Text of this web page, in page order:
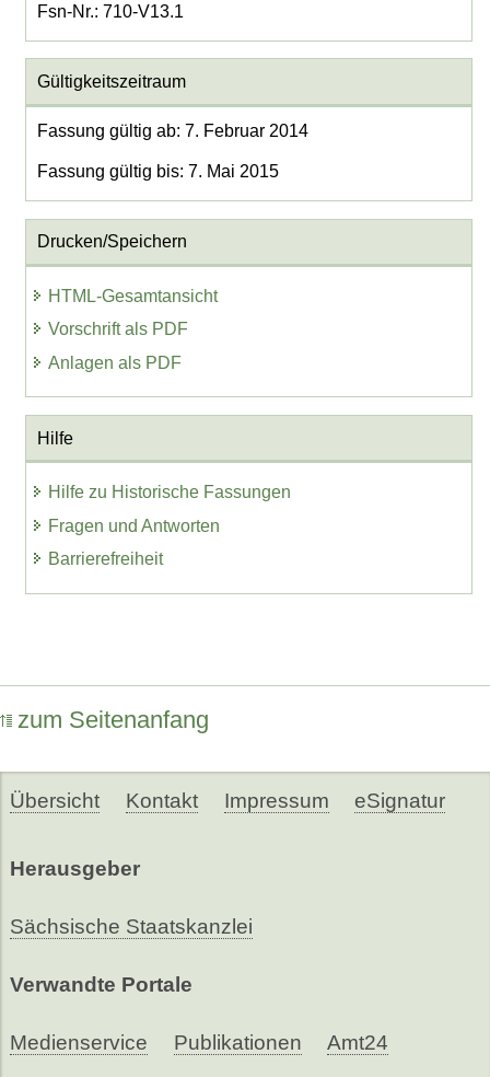
Fsn-Nr.: 710-V13.1
Gültigkeitszeitraum
Fassung gültig ab: 7. Februar 2014
Fassung gültig bis: 7. Mai 2015
Drucken/Speichern
HTML-Gesamtansicht
Vorschrift als PDF
Anlagen als PDF
Hilfe
Hilfe zu Historische Fassungen
Fragen und Antworten
Barrierefreiheit
zum Seitenanfang
Übersicht Kontakt Impressum eSignatur
Herausgeber
Sächsische Staatskanzlei
Verwandte Portale
Medienservice Publikationen Amt24